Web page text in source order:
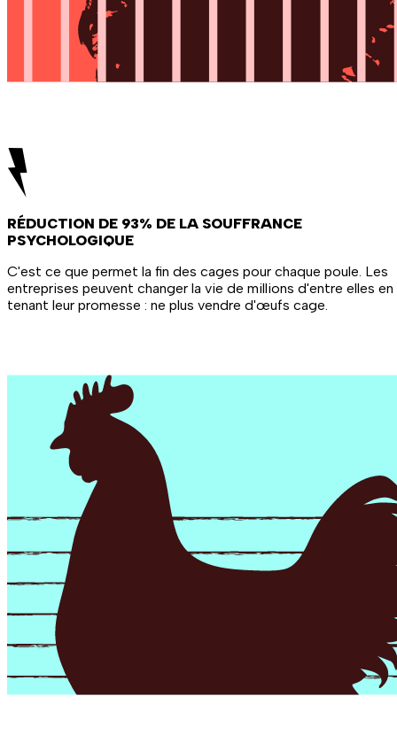
RÉDUCTION DE 93% DE LA SOUFFRANCE
PSYCHOLOGIQUE
C'est ce que permet la fin des cages pour chaque poule. Les
entreprises peuvent changer la vie de millions d'entre elles en
tenant leur promesse : ne plus vendre d'œufs cage.